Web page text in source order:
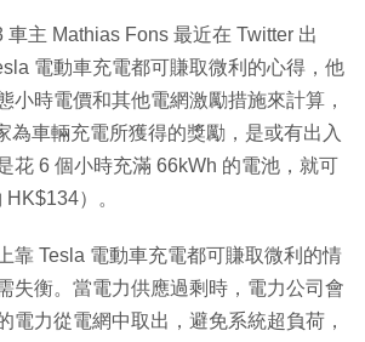
間
車主 Mathias Fons 最近在 Twitter 出
電動車充電都可賺取微利的心得，他
小時電價和其他電網激勵措施來計算，
為車輛充電所獲得的獎勵，是或有出入
花 6 個小時充滿 66kWh 的電池，就可
）。
靠 Tesla 電動車充電都可賺取微利的情
失衡。當電力供應過剩時，電力公司會
電力從電網中取出，避免系統超負荷，